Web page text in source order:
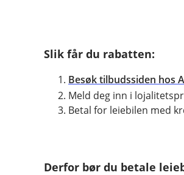
Slik får du rabatten:
Besøk tilbudssiden hos
Meld deg inn i
Betal for leiebilen med
Derfor bør du betale